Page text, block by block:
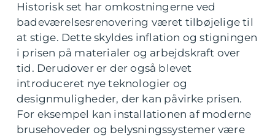
Historisk set har omkostningerne ved
badeværelsesrenovering været tilbøjelige til
at stige. Dette skyldes inflation og stigningen
i prisen på materialer og arbejdskraft over
tid. Derudover er der også blevet
introduceret nye teknologier og
designmuligheder, der kan påvirke prisen.
For eksempel kan installationen af moderne
brusehoveder og belysningssystemer være